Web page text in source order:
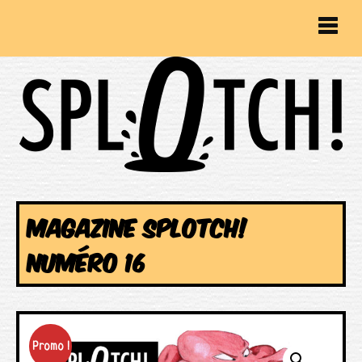
MAGAZINE SPLOTCH!
NUMÉRO 16
Promo !